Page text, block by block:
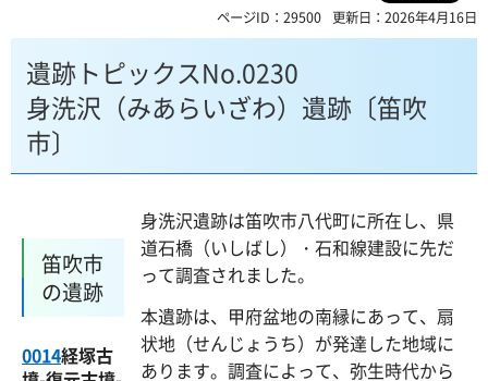
ページID：29500 更新日：2026年4月16日
遺跡トピックスNo.0230
身洗沢（みあらいざわ）遺跡〔笛吹
市〕
笛吹市
の遺跡
0014経塚古
身洗沢遺跡は笛吹市八代町に所在し、県
道石橋（いしばし）・石和線建設に先だ
って調査されました。
本遺跡は、甲府盆地の南縁にあって、扇
状地（せんじょうち）が発達した地域に
あります。調査によって、弥生時代から